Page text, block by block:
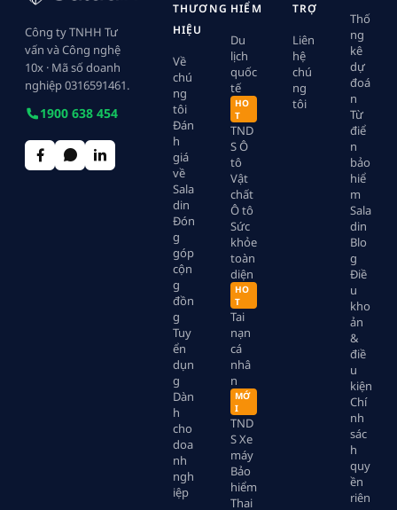
Công ty TNHH Tư
vấn và Công nghệ
10x · Mã số doanh
nghiệp 0316591461.
1900 638 454
THƯƠNG
HIỆU
Về
chú
ng
tôi
Đán
h
giá
về
Sala
din
Đón
g
góp
cộn
g
đồn
g
Tuy
ển
dụn
g
Dàn
h
cho
doa
nh
ngh
iệp
HIỂM
Du
lịch
quốc
tế
HO
T
TND
S Ô
tô
Vật
chất
Ô tô
Sức
khỏe
toàn
diện
HO
T
Tai
nạn
cá
nhâ
n
MỚ
I
TND
S Xe
máy
Bảo
hiểm
Thai
TRỢ
Liên
hệ
chú
ng
tôi
Thố
ng
kê
dự
đoá
n
Từ
điể
n
bảo
hiể
m
Sala
din
Blo
g
Điề
u
kho
ản
&
điề
u
kiện
Chí
nh
sác
h
quy
ền
riên